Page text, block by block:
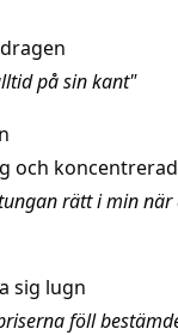
på sin kant"
och koncentrerad
rätt i min
sig lugn
föll